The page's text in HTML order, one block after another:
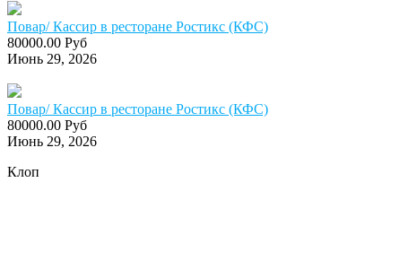
Повар/ Кассир в ресторане Ростикс (КФС)
80000.00 Руб
Июнь 29, 2026
Повар/ Кассир в ресторане Ростикс (КФС)
80000.00 Руб
Июнь 29, 2026
Клоп